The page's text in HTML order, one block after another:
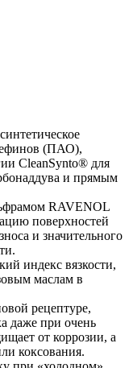
(ПАО),
CleanSynto® для
и прямым
RAVENOL
поверхностей
и значительного
индекс вязкости,
маслам в
рецептуре,
даже при очень
от коррозии, а
коксования.